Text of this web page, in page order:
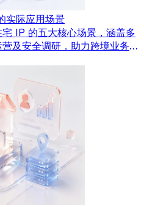
实际应用场景
IP 的五大核心场景，涵盖多
及安全调研，助力跨境业务合